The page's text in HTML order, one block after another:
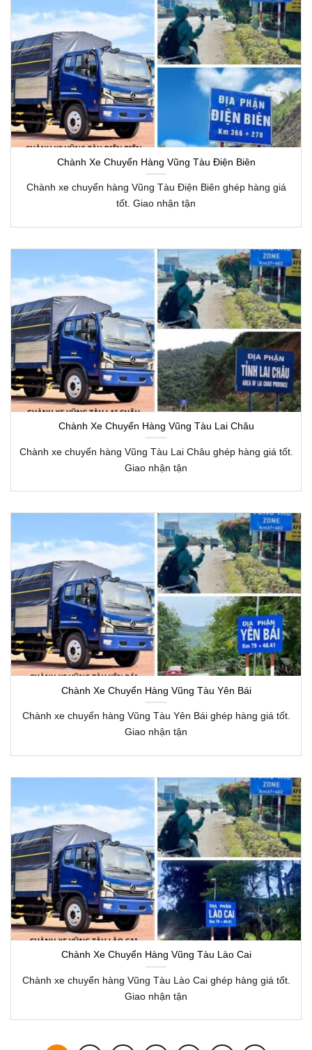
Chành Xe Chuyển Hàng Vũng Tàu Điện Biên
Chành xe chuyển hàng Vũng Tàu Điện Biên ghép hàng giá
tốt. Giao nhận tận
Chành Xe Chuyển Hàng Vũng Tàu Lai Châu
Chành xe chuyển hàng Vũng Tàu Lai Châu ghép hàng giá tốt.
Giao nhận tận
Chành Xe Chuyển Hàng Vũng Tàu Yên Bái
Chành xe chuyển hàng Vũng Tàu Yên Bái ghép hàng giá tốt.
Giao nhận tận
Chành Xe Chuyển Hàng Vũng Tàu Lào Cai
Chành xe chuyển hàng Vũng Tàu Lào Cai ghép hàng giá tốt.
Giao nhận tận